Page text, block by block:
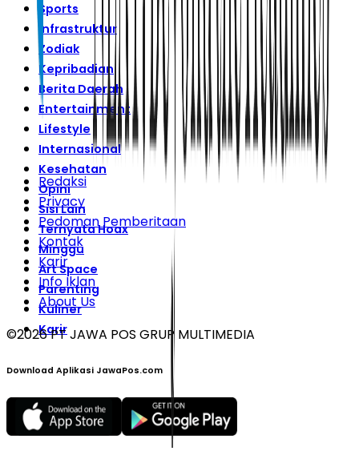
Sports
Infrastruktur
Zodiak
Kepribadian
Berita Daerah
Entertainment
Lifestyle
Internasional
Kesehatan
Opini
Sisi Lain
Ternyata Hoax
Minggu
Art Space
Parenting
Kuliner
Karir
Redaksi
Privacy
Pedoman Pemberitaan
Kontak
Karir
Info Iklan
About Us
©2026PT JAWA POS GRUP MULTIMEDIA
Download Aplikasi JawaPos.com